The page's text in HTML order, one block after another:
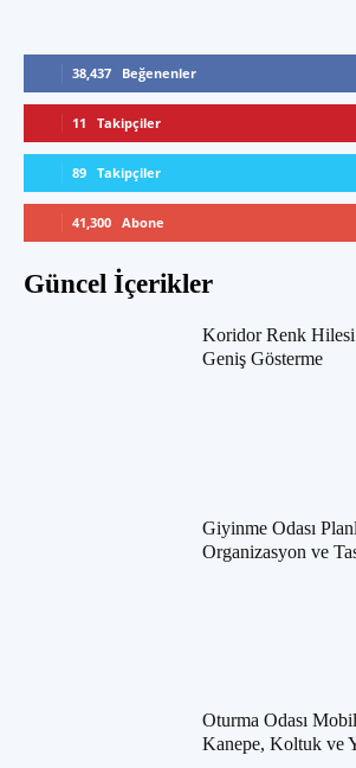
38,437 Beğenenler
11 Takipçiler
89 Takipçiler
41,300 Abone
Güncel İçerikler
Koridor Renk Hilesi
Geniş Gösterme
Giyinme Odası
Organizasyon ve
Oturma Odası
Kanepe, Koltuk ve